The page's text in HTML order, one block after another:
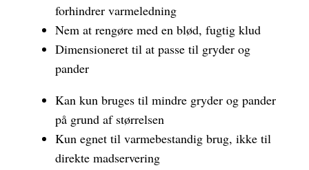
forhindrer varmeledning
Nem at rengøre med en blød, fugtig klud
Dimensioneret til at passe til gryder og
pander
Kan kun bruges til mindre gryder og pander
på grund af størrelsen
Kun egnet til varmebestandig brug, ikke til
direkte madservering